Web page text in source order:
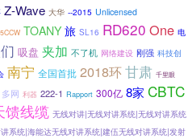
Z-Wave 大华 --2015 Unlicensed
TOANY 旅 SL16 RD620 One 电
吸盘 夹加 不了机 网络建设 刚强 科技创
南宁 全国首批 2018环甘肃 千里眼
多网 利器 222-1 Rapport 300亿 8家 CBTC
馈线缆 无线对讲|无线对讲系统|无线对讲系统
系统|海能达无线对讲系统|建伍无线对讲系统|发射